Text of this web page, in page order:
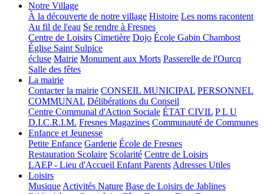
Notre Village
À la découverte de notre village Histoire Les noms racontent
Au fil de l'eau Se rendre à Fresnes
Centre de Loisirs Cimetière Dojo École Gabin Chambost
Église Saint Sulpice
écluse Mairie Monument aux Morts Passerelle de l'Ourcq
Salle des fêtes
La mairie
Contacter la mairie CONSEIL MUNICIPAL PERSONNEL
COMMUNAL Délibérations du Conseil
Centre Communal d'Action Sociale ÉTAT CIVIL P L U
D.I.C.R.I.M. Fresnes Magazines Communauté de Communes
Enfance et Jeunesse
Petite Enfance Garderie École de Fresnes
Restauration Scolaire Scolarité Centre de Loisirs
LAEP - Lieu d'Accueil Enfant ParentsAdresses Utiles
Loisirs
MusiqueActivités Nature Base de Loisirs de Jablines